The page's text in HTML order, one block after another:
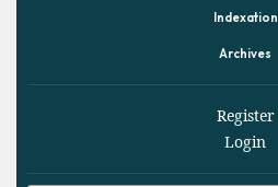
Indexation
Archives
Register
Login